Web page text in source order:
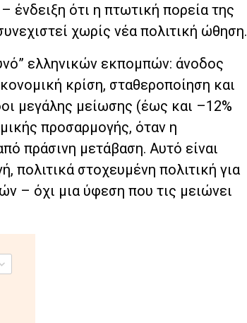
ένδειξη ότι η πτωτική πορεία της
χωρίς νέα πολιτική ώθηση.
ελληνικών εκπομπών: άνοδος
κρίση, σταθεροποίηση και
μεγάλης μείωσης (έως και –12%
προσαρμογής, όταν η
πράσινη μετάβαση. Αυτό είναι
πολιτικά στοχευμένη πολιτική για
– όχι μια ύφεση που τις μειώνει